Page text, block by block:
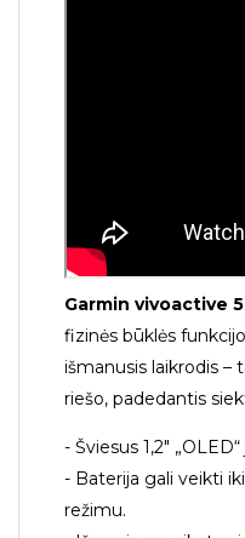
Garmin vivoactive 5
fizinės būklės
išmanusis laikrodis –
riešo, padedantis
- Šviesus 1,2″
- Baterija gali veikti
režimu.